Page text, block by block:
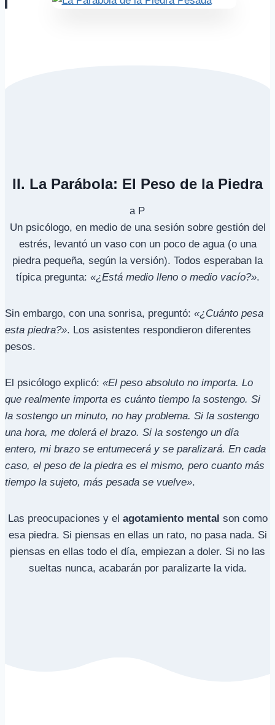
II. La Parábola: El Peso de la Piedra
Un psicólogo, en medio de una sesión sobre gestión del
estrés, levantó un vaso con un poco de agua (o una
piedra pequeña, según la versión). Todos esperaban la
típica pregunta: «¿Está medio lleno o medio vacío?».
Sin embargo, con una sonrisa, preguntó: «¿Cuánto pesa
esta piedra?». Los asistentes respondieron diferentes
pesos.
El psicólogo explicó: «El peso absoluto no importa. Lo
que realmente importa es cuánto tiempo la sostengo. Si
la sostengo un minuto, no hay problema. Si la sostengo
una hora, me dolerá el brazo. Si la sostengo un día
entero, mi brazo se entumecerá y se paralizará. En cada
caso, el peso de la piedra es el mismo, pero cuanto más
tiempo la sujeto, más pesada se vuelve».
Las preocupaciones y el agotamiento mental son como
esa piedra. Si piensas en ellas un rato, no pasa nada. Si
piensas en ellas todo el día, empiezan a doler. Si no las
sueltas nunca, acabarán por paralizarte la vida.